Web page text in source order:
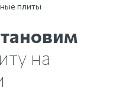
плиты
на